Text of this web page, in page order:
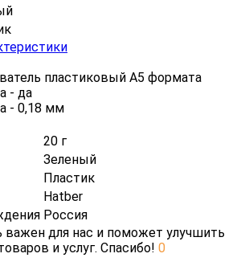
пластиковый А5 формата
- да
- 0,18 мм
20 г
Зеленый
Пластик
Hatber
Россия
для нас и поможет улучшить
и услуг. Спасибо! 0